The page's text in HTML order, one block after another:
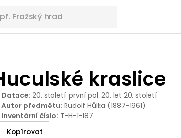
kraslice
Datace: 20. století, první pol. 20. let 20. století
Autor předmětu: Rudolf Hůlka (1887-1961)
Inventární číslo: T-H-1-187
Kopírovat